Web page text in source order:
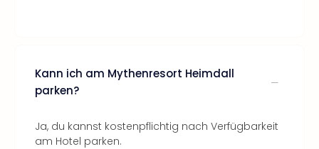
Kann ich am Mythenresort Heimdall
parken?
Ja, du kannst kostenpflichtig nach Verfügbarkeit
am Hotel parken.